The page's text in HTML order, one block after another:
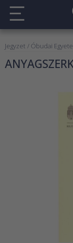
Jegyzet / Óbudai